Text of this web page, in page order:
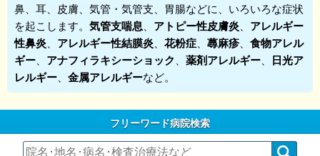
鼻、耳、皮膚、気管・気管支、胃腸などに、いろいろな症状
を起こします。 気管支喘息 アトピー性皮膚炎
アレルギー
性鼻炎
アレルギー性結膜炎 花粉症 蕁麻疹
食物アレル
ギー
アナフィラキシーショック 薬剤アレルギー
日光ア
レルギー
金属アレルギーなど。
フリーワード病院検索